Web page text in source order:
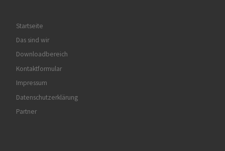
Startseite
Das sind wir
Downloadbereich
Kontaktformular
Impressum
Datenschutzerklärung
Partner